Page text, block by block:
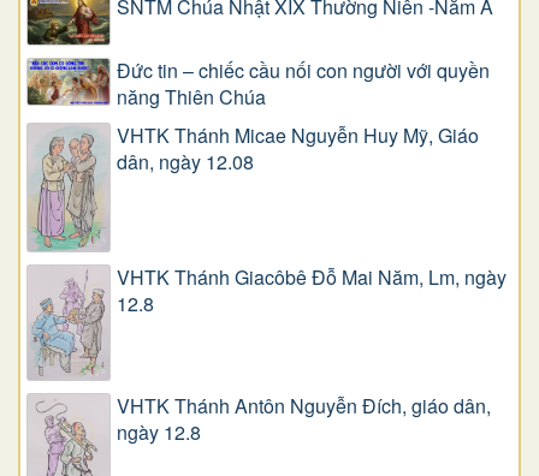
SNTM Chúa Nhật XIX Thường Niên -Năm A
Đức tin – chiếc cầu nối con người với quyền
năng Thiên Chúa
VHTK Thánh Micae Nguyễn Huy Mỹ, Giáo
dân, ngày 12.08
VHTK Thánh Giacôbê Ðỗ Mai Năm, Lm, ngày
12.8
VHTK Thánh Antôn Nguyễn Ðích, giáo dân,
ngày 12.8